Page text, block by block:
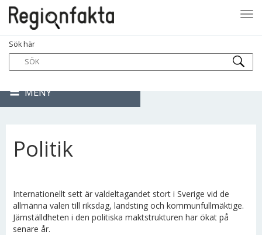
Sök här
MENY
Politik
Internationellt sett är valdeltagandet stort i Sverige vid de
allmänna valen till riksdag, landsting och kommunfullmäktige.
Jämställdheten i den politiska maktstrukturen har ökat på
senare år.